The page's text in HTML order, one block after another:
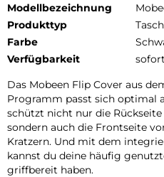
Modellbezeichnung
Produkttyp
Farbe
Verfügbarkeit
Das Mobeen Flip Cover aus
Programm passt sich optimal
schützt nicht nur die
sondern auch die Frontseite
Kratzern. Und mit dem
kannst du deine häufig
griffbereit haben.